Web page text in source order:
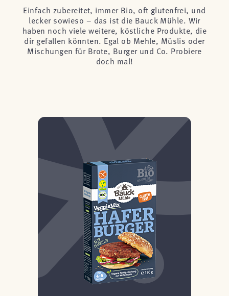
Einfach zubereitet, immer Bio, oft glutenfrei, und
lecker sowieso – das ist die Bauck Mühle. Wir
haben noch viele weitere, köstliche Produkte, die
dir gefallen könnten. Egal ob Mehle, Müslis oder
Mischungen für Brote, Burger und Co. Probiere
doch mal!